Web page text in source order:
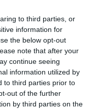
to third parties, or
information for
the below opt-out
note that after your
continue seeing
information utilized by
to third parties prior to
out of the further
by third parties on the
των
στήριξη των
που επλήγησαν
του καλοκαιριού
Έβρου, άνοιξε